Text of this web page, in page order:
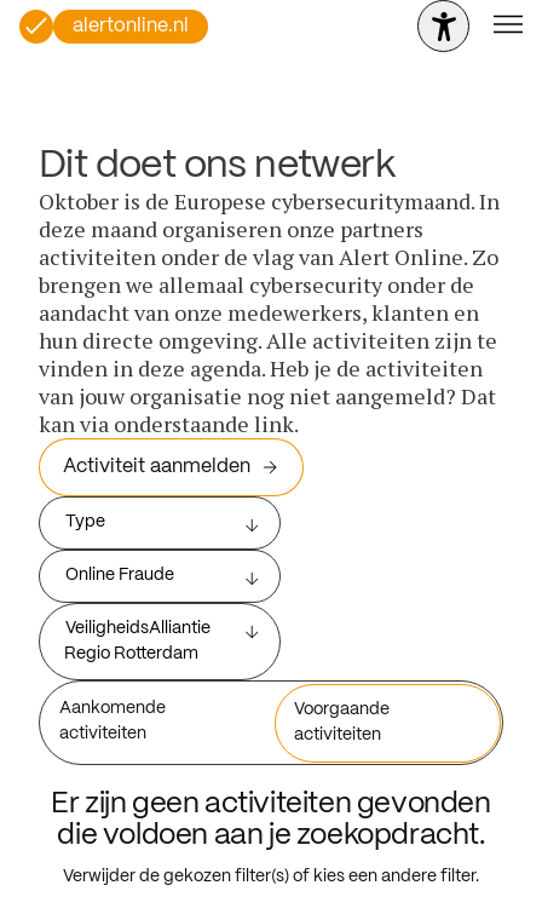
alertonline.nl
Dit doet ons netwerk
Oktober is de Europese cybersecuritymaand. In
deze maand organiseren onze partners
activiteiten onder de vlag van Alert Online. Zo
brengen we allemaal cybersecurity onder de
aandacht van onze medewerkers, klanten en
hun directe omgeving. Alle activiteiten zijn te
vinden in deze agenda. Heb je de activiteiten
van jouw organisatie nog niet aangemeld? Dat
kan via onderstaande link.
Activiteit aanmelden
Type
Online Fraude
VeiligheidsAlliantie
Regio Rotterdam
Aankomende
activiteiten
Voorgaande
activiteiten
Er zijn geen activiteiten gevonden
die voldoen aan je zoekopdracht.
Verwijder de gekozen filter(s) of kies een andere filter.